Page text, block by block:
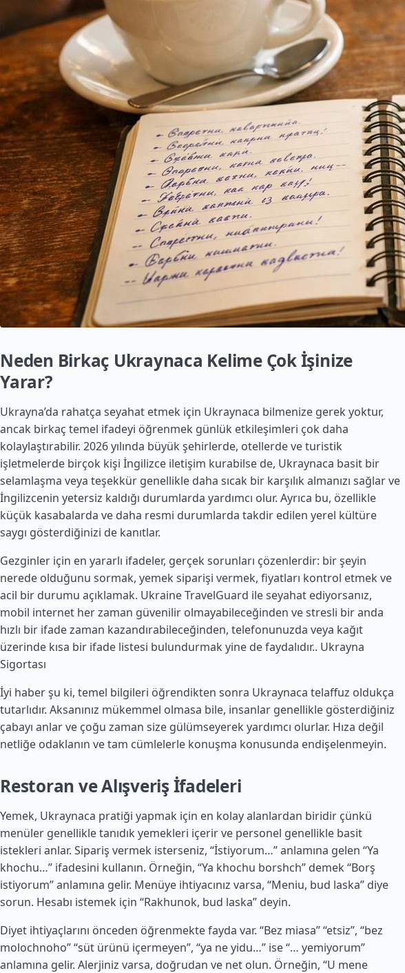
Neden Birkaç Ukraynaca Kelime Çok İşinize
Yarar?
Ukrayna’da rahatça seyahat etmek için Ukraynaca bilmenize gerek yoktur,
ancak birkaç temel ifadeyi öğrenmek günlük etkileşimleri çok daha
kolaylaştırabilir. 2026 yılında büyük şehirlerde, otellerde ve turistik
işletmelerde birçok kişi İngilizce iletişim kurabilse de, Ukraynaca basit bir
selamlaşma veya teşekkür genellikle daha sıcak bir karşılık almanızı sağlar ve
İngilizcenin yetersiz kaldığı durumlarda yardımcı olur. Ayrıca bu, özellikle
küçük kasabalarda ve daha resmi durumlarda takdir edilen yerel kültüre
saygı gösterdiğinizi de kanıtlar.
Gezginler için en yararlı ifadeler, gerçek sorunları çözenlerdir: bir şeyin
nerede olduğunu sormak, yemek siparişi vermek, fiyatları kontrol etmek ve
acil bir durumu açıklamak. Ukraine TravelGuard ile seyahat ediyorsanız,
mobil internet her zaman güvenilir olmayabileceğinden ve stresli bir anda
hızlı bir ifade zaman kazandırabileceğinden, telefonunuzda veya kağıt
üzerinde kısa bir ifade listesi bulundurmak yine de faydalıdır.. Ukrayna
Sigortası
İyi haber şu ki, temel bilgileri öğrendikten sonra Ukraynaca telaffuz oldukça
tutarlıdır. Aksanınız mükemmel olmasa bile, insanlar genellikle gösterdiğiniz
çabayı anlar ve çoğu zaman size gülümseyerek yardımcı olurlar. Hıza değil
netliğe odaklanın ve tam cümlelerle konuşma konusunda endişelenmeyin.
Restoran ve Alışveriş İfadeleri
Yemek, Ukraynaca pratiği yapmak için en kolay alanlardan biridir çünkü
menüler genellikle tanıdık yemekleri içerir ve personel genellikle basit
istekleri anlar. Sipariş vermek isterseniz, “İstiyorum…” anlamına gelen “Ya
khochu…” ifadesini kullanın. Örneğin, “Ya khochu borshch” demek “Borş
istiyorum” anlamına gelir. Menüye ihtiyacınız varsa, “Meniu, bud laska” diye
sorun. Hesabı istemek için “Rakhunok, bud laska” deyin.
Diyet ihtiyaçlarını önceden öğrenmekte fayda var. “Bez miasa” “etsiz”, “bez
molochnoho” “süt ürünü içermeyen”, “ya ne yidu…” ise “… yemiyorum”
anlamına gelir. Alerjiniz varsa, doğrudan ve net olun. Örneğin, “U mene